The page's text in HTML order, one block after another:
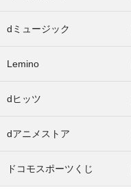
dミュージック
Lemino
dヒッツ
dアニメストア
ドコモスポーツくじ